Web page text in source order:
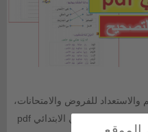
والاستعداد للفروض والامتحانات،
يسرنا أن نقدم لكم سلسلة تمارين في اللغة العربية الثاني الابتدائي pdf